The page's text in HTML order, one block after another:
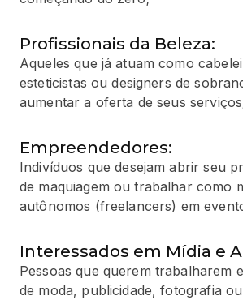
Profissionais da Beleza:
Aqueles que já atuam como
esteticistas ou designers de
aumentar a oferta de seus
Empreendedores:
Indivíduos que desejam abrir seu
de maquiagem ou trabalhar como
autônomos (freelancers) em
Interessados em Mídia e
Pessoas que querem trabalharem
de moda, publicidade, fotografia